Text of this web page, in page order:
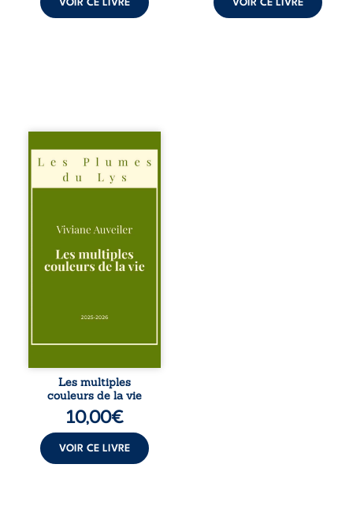
VOIR CE LIVRE VOIR CE LIVRE
Trois récits, trois
existences saisies
à l’instant où tout
bascule. Une
l’apaisement, un
recouvre
l’espérance, tandis
pour en retrouver
Entre souvenirs,
désillusions, Les
multiples couleurs
de la vie explore la
force des liens, le
poids des non-dits
et la ...
Les multiples
couleurs de la vie
10,00€
VOIR CE LIVRE